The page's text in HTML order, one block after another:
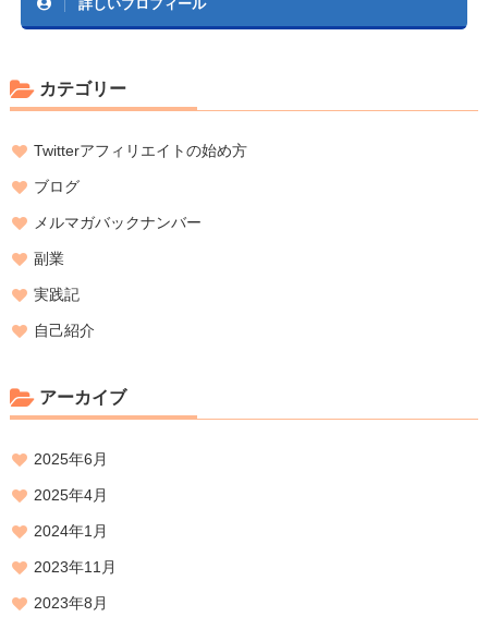
詳しいプロフィール
カテゴリー
Twitterアフィリエイトの始め方
ブログ
メルマガバックナンバー
副業
実践記
自己紹介
アーカイブ
2025年6月
2025年4月
2024年1月
2023年11月
2023年8月